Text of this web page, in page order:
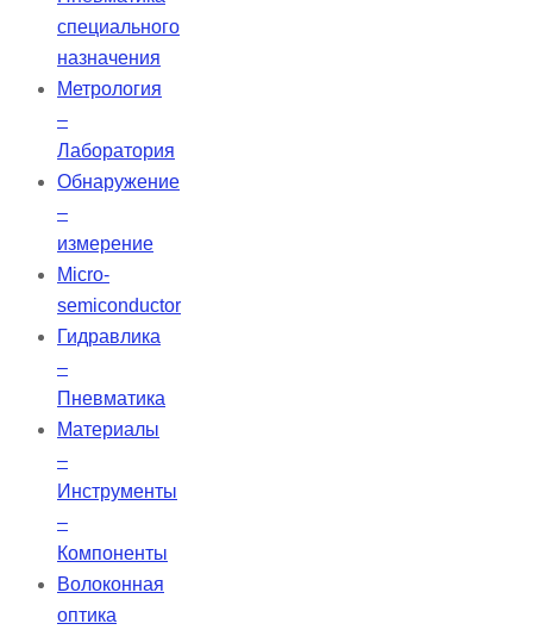
специального
назначения
Метрология
–
Лаборатория
Обнаружение
–
измерение
Micro-
semiconductor
Гидравлика
–
Пневматика
Материалы
–
Инструменты
–
Компоненты
Волоконная
оптика